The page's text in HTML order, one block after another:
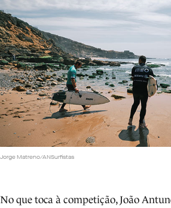
Jorge Matreno/ANSurfistas
No que toca à competição, João